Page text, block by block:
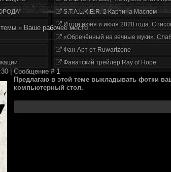
S.T.A.L.K.E.R. 2 Картина Маслом
Итоги июня и июля 2020 года.
«Обречённый на вечные муки».
Фан-Арт от Ruwartzone
Фанатский трейлер Ray of Hope
» Ваше рабочее место
| Сообщение #1
Предлагаю в этой теме выкладывать фотки
компьютерный стол.